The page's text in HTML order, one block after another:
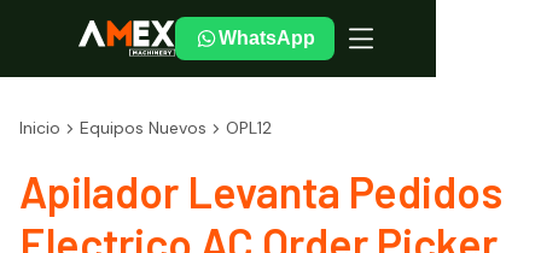
WhatsApp
Inicio Equipos Nuevos OPL12
Apilador Levanta Pedidos